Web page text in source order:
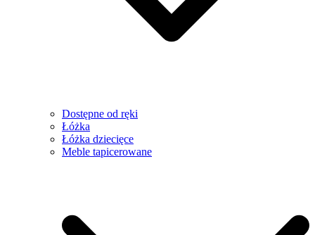
Dostępne od ręki
Łóżka
Łóżka dziecięce
Meble tapicerowane